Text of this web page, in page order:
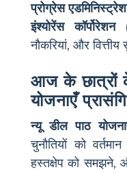
प्रोग्रेस
इंश्योरेंस
नौकरियां, और वित्तीय
आज के छात्रों
योजनाएँ
न्यू डील पाठ
चुनौतियों को
हस्तक्षेप को समझने,